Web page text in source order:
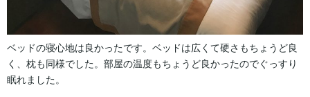
ベッドの寝心地は良かったです。ベッドは広くて硬さもちょうど良
く、枕も同様でした。部屋の温度もちょうど良かったのでぐっすり
眠れました。